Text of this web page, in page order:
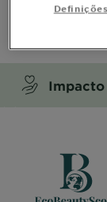
CLOSE
Impacto